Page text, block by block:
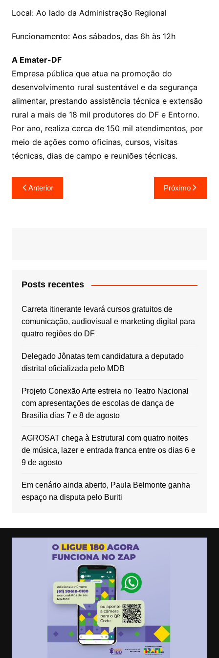
Local: Ao lado da Administração Regional
Funcionamento: Aos sábados, das 6h às 12h
A Emater-DF
Empresa pública que atua na promoção do
desenvolvimento rural sustentável e da segurança
alimentar, prestando assistência técnica e extensão
rural a mais de 18 mil produtores do DF e Entorno.
Por ano, realiza cerca de 150 mil atendimentos, por
meio de ações como oficinas, cursos, visitas
técnicas, dias de campo e reuniões técnicas.
Navegação
de
Anterior Próximo
Posts recentes
Carreta itinerante levará cursos gratuitos de
comunicação, audiovisual e marketing digital para
quatro regiões do DF
Delegado Jônatas tem candidatura a deputado
distrital oficializada pelo MDB
Projeto Conexão Arte estreia no Teatro Nacional
com apresentações de escolas de dança de
Brasília dias 7 e 8 de agosto
AGROSAT chega à Estrutural com quatro noites
de música, lazer e entrada franca entre os dias 6 e
9 de agosto
Em cenário ainda aberto, Paula Belmonte ganha
espaço na disputa pelo Buriti